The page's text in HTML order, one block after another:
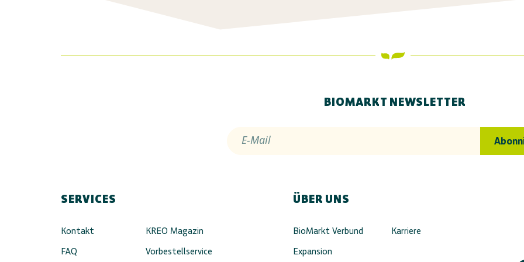
BIOMARKT NEWSLETTER
E-Mail
SERVICES
Kontakt
FAQ
KREO Magazin
Vorbestellservice
ÜBER UNS
BioMarkt Verbund
Expansion
Karriere